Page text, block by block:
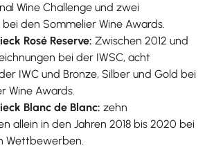
Wine Challenge und zwei
den Sommelier Wine Awards.
Rosé Reserve: Zwischen 2012 und
bei der IWSC, acht
IWC und Bronze, Silber und Gold bei
Wine Awards.
Blanc de Blanc: zehn
allein in den Jahren 2018 bis 2020 bei
Wettbewerben.